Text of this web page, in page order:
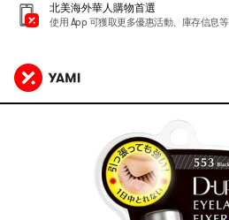
北美海外華人購物首選
使用 App 可獲取更多優惠活動、庫存信息等